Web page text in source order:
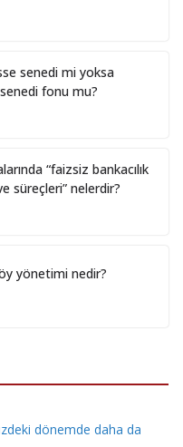
senedi mi yoksa
fonu mu?
“faizsiz bankacılık
süreçleri” nelerdir?
yönetimi nedir?
dönemde daha da